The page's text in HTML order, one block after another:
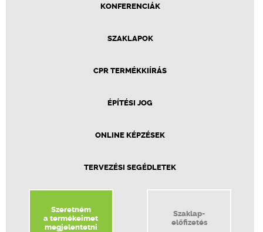
KONFERENCIÁK
SZAKLAPOK
CPR TERMÉKKIÍRÁS
ÉPÍTÉSI JOG
ONLINE KÉPZÉSEK
TERVEZÉSI SEGÉDLETEK
Szeretném
a termékeimet
megjelentetni
Szaklap-
előfizetés